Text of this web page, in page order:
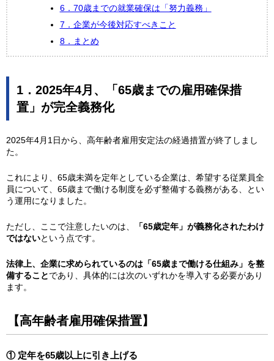
6．70歳までの就業確保は「努力義務」
7．企業が今後対応すべきこと
8．まとめ
1．2025年4月、「65歳までの雇用確保措
置」が完全義務化
2025年4月1日から、高年齢者雇用安定法の経過措置が終了しまし
た。
これにより、65歳未満を定年としている企業は、希望する従業員全
員について、65歳まで働ける制度を必ず整備する義務がある、とい
う運用になりました。
ただし、ここで注意したいのは、
「65歳定年」が義務化されたわけ
ではないという点です。
法律上、企業に求められているのは「65歳まで働ける仕組み」を整
備することであり、具体的には次のいずれかを導入する必要があり
ます。
【高年齢者雇用確保措置】
① 定年を65歳以上に引き上げる